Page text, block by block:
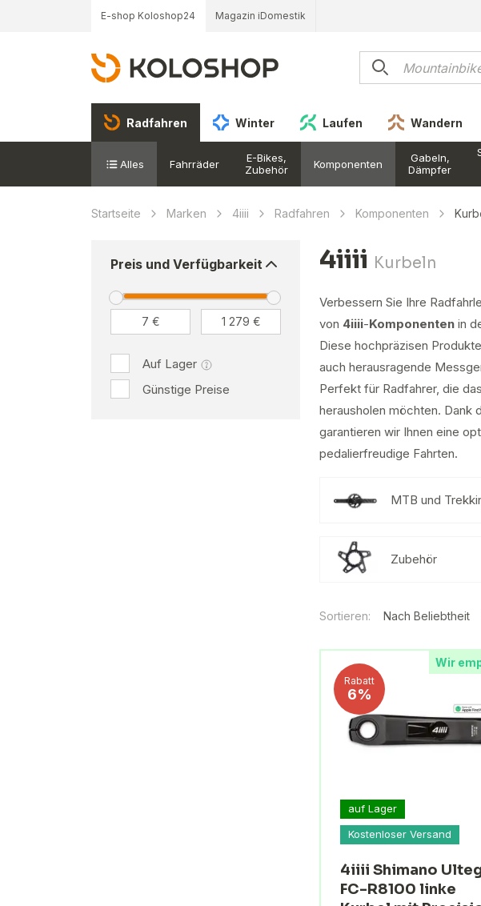
E-shop Koloshop24 Magazin iDomestik
Radfahren Winter Laufen Wandern
Alles Fahrräder
E-Bikes,
Zubehör
Komponenten
Gabeln,
Dämpfer
Startseite Marken 4iiii Radfahren Komponenten
Preis und Verfügbarkeit
Auf Lager
Günstige Preise
4iiii Kurbeln
Verbessern Sie Ihre
von 4iiii-Komponenten in
Diese hochpräzisen
auch herausragende
Perfekt für Radfahrer, die
herausholen möchten. Dank
garantieren wir Ihnen eine
pedalierfreudige Fahrten.
MTB und
Zubehör
Sortieren: Nach Beliebtheit
Wir
Rabatt
6%
auf Lager
Kostenloser Versand
4iiii Shimano
FC-R8100 linke